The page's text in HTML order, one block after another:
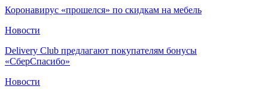
Коронавирус «прошелся» по скидкам на мебель
Новости
Delivery Club предлагают покупателям бонусы
«СберСпасибо»
Новости